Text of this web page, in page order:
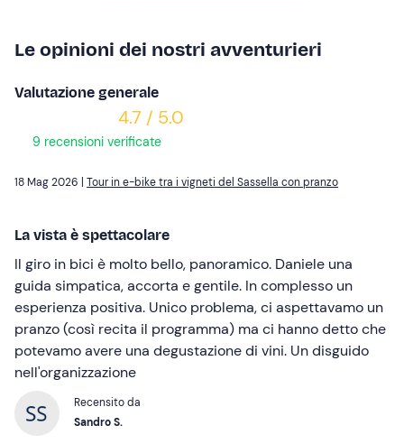
Le opinioni dei nostri avventurieri
Valutazione generale
4.7 / 5.0
9 recensioni verificate
18 Mag 2026 | Tour in e-bike tra i vigneti del Sassella con pranzo
La vista è spettacolare
Il giro in bici è molto bello, panoramico. Daniele una
guida simpatica, accorta e gentile. In complesso un
esperienza positiva. Unico problema, ci aspettavamo un
pranzo (così recita il programma) ma ci hanno detto che
potevamo avere una degustazione di vini. Un disguido
nell'organizzazione
Recensito da
Sandro S.